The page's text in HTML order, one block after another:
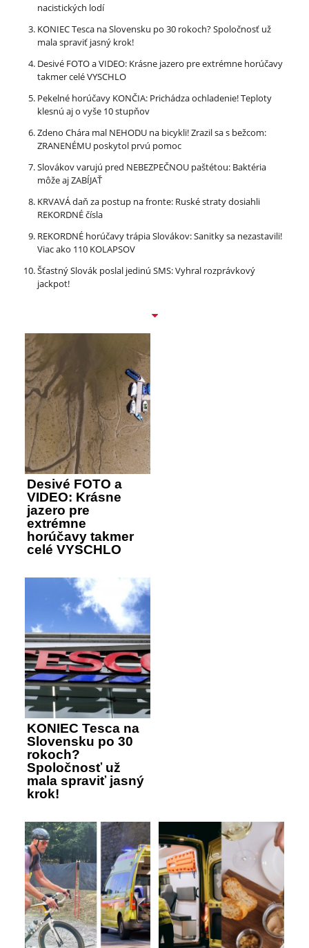
nacistických lodí
KONIEC Tesca na Slovensku po 30 rokoch? Spoločnosť už
mala spraviť jasný krok!
Desivé FOTO a VIDEO: Krásne jazero pre extrémne horúčavy
takmer celé VYSCHLO
Pekelné horúčavy KONČIA: Prichádza ochladenie! Teploty
klesnú aj o vyše 10 stupňov
Zdeno Chára mal NEHODU na bicykli! Zrazil sa s bežcom:
ZRANENÉMU poskytol prvú pomoc
Slovákov varujú pred NEBEZPEČNOU paštétou: Baktéria
môže aj ZABÍJAŤ
KRVAVÁ daň za postup na fronte: Ruské straty dosiahli
REKORDNÉ čísla
REKORDNÉ horúčavy trápia Slovákov: Sanitky sa nezastavili!
Viac ako 110 KOLAPSOV
Šťastný Slovák poslal jedinú SMS: Vyhral rozprávkový
jackpot!
Desivé FOTO a
VIDEO: Krásne
jazero pre
extrémne
horúčavy takmer
celé VYSCHLO
KONIEC Tesca na
Slovensku po 30
rokoch?
Spoločnosť už
mala spraviť jasný
krok!